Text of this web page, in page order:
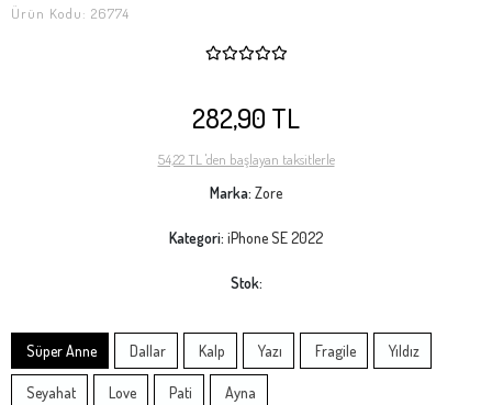
Ürün Kodu: 26774
282,90 TL
54,22 TL 'den başlayan taksitlerle
Marka: Zore
Kategori: iPhone SE 2022
Stok:
Süper Anne Dallar Kalp Yazı Fragile Yıldız
Seyahat Love Pati Ayna